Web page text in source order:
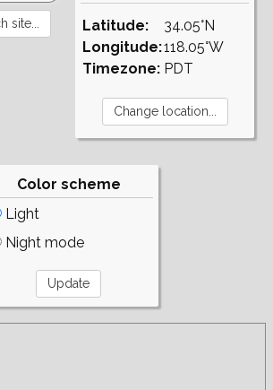
Latitude:
Longitude:
Timezone:
34.05°N
118.05°W
PDT
Color scheme
Light
Night mode